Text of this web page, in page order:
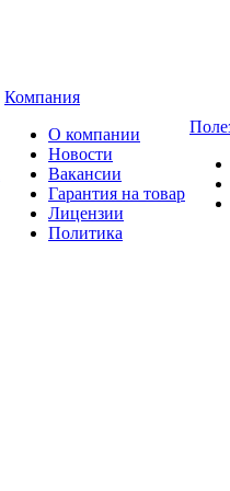
Компания
О компании
Новости
Вакансии
Гарантия на товар
Лицензии
Политика